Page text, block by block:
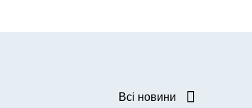
Всі новини